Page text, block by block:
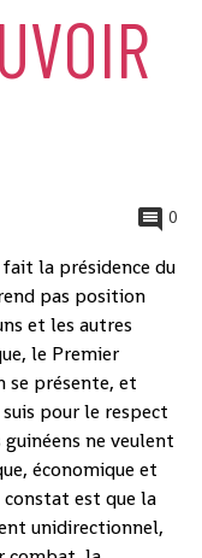
0
la présidence du
pas position
et les autres
le Premier
se présente, et
pour le respect
ne veulent
économique et
constat est que la
unidirectionnel,